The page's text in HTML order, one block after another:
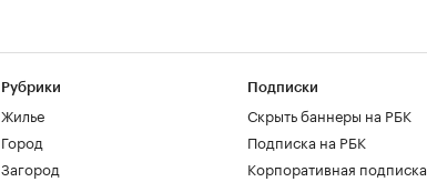
Рубрики
Жилье
Город
Загород
Подписки
Скрыть баннеры на РБК
Подписка на РБК
Корпоративная подписка